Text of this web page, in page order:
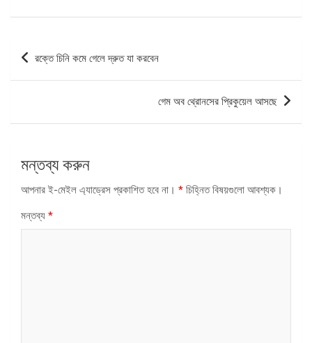
পোস্ট
ন্যাভিগেশন
রক্তে চিনি কমে গেলে দ্রুত যা করবেন
গেম অব থ্রোনসের প্রিকুয়েল আসছে
মন্তব্য করুন
আপনার ই-মেইল এ্যাড্রেস প্রকাশিত হবে না। * চিহ্নিত বিষয়গুলো আবশ্যক।
মন্তব্য *